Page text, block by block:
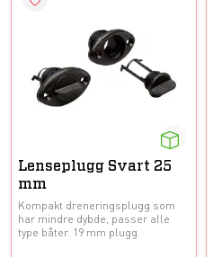
Lenseplugg Svart 25
mm
Kompakt dreneringsplugg som
har mindre dybde, passer alle
type båter. 19 mm plugg.